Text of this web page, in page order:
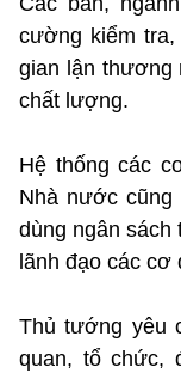
cường kiểm tra,
gian lận thương
chất lượng.
Hệ thống các
Nhà nước cũng
dùng ngân sách
lãnh đạo các cơ
Thủ tướng yêu
quan, tổ chức,